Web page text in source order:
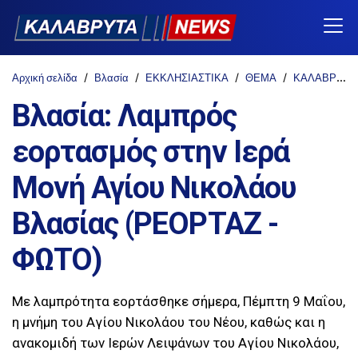
Αρχική σελίδα Βλασία ΕΚΚΛΗΣΙΑΣΤΙΚΑ ΘΕΜΑ ΚΑΛΑΒΡΥΤΑ
Βλασία: Λαμπρός
εορτασμός στην Ιερά
Μονή Αγίου Νικολάου
Βλασίας (ΡΕΟΡΤΑΖ -
ΦΩΤΟ)
Με λαμπρότητα εορτάσθηκε σήμερα, Πέμπτη 9 Μαΐου,
η μνήμη του Αγίου Νικολάου του Νέου, καθώς και η
ανακομιδή των Ιερών Λειψάνων του Αγίου Νικολάου,